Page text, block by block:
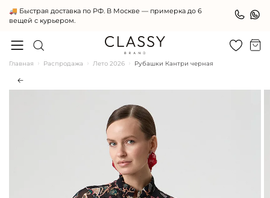
🚚 Быстрая доставка по РФ. В Москве — примерка до 6
вещей с курьером.
Главная Распродажа Лето 2026 Рубашки Кантри черная